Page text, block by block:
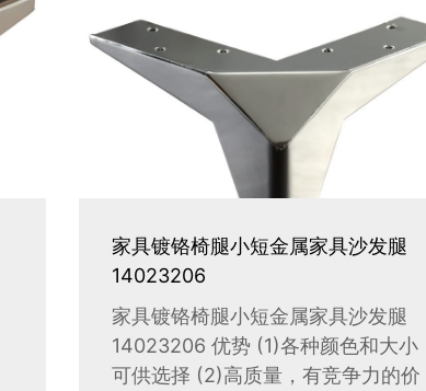
家具镀铬椅腿小短金属家具沙发腿
14023206
家具镀铬椅腿小短金属家具沙发腿
14023206 优势 (1)各种颜色和大小
可供选择 (2)高质量，有竞争力的价